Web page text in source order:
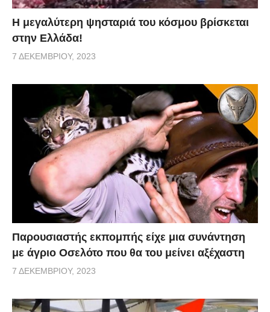
Η μεγαλύτερη ψησταριά του κόσμου βρίσκεται
στην Ελλάδα!
7 ΔΕΚΕΜΒΡΊΟΥ, 2023
Παρουσιαστής εκπομπής είχε μια συνάντηση
με άγριο Οσελότο που θα του μείνει αξέχαστη
7 ΔΕΚΕΜΒΡΊΟΥ, 2023